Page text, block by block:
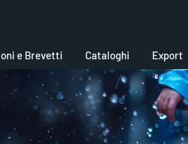
e Brevetti Cataloghi Export